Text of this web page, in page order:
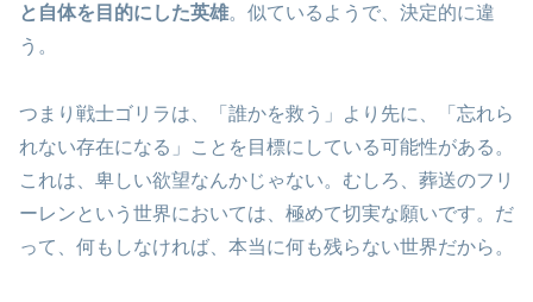
と自体を目的にした英雄。似ているようで、決定的に違
う。
つまり戦士ゴリラは、「誰かを救う」より先に、「忘れら
れない存在になる」ことを目標にしている可能性がある。
これは、卑しい欲望なんかじゃない。むしろ、葬送のフリ
ーレンという世界においては、極めて切実な願いです。だ
って、何もしなければ、本当に何も残らない世界だから。